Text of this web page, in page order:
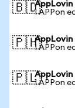
🇧🇩AppLovin
1 APPon
🇵🇭AppLovin
1 APPon
🇵🇱AppLovin
1 APPon